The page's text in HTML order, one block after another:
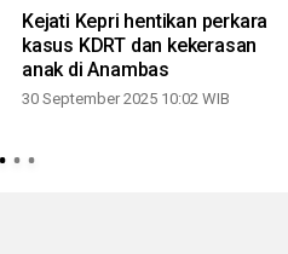
Kejati Kepri hentikan perkara
kasus KDRT dan kekerasan
anak di Anambas
30 September 2025 10:02 WIB